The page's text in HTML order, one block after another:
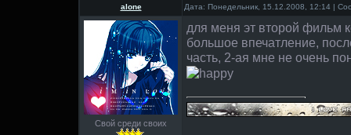
alone Дата: Понедельник, 15.12.2008, 12:14 |
Свой среди своих
для меня эт второй фильм
большое впечатление,
часть, 2-ая мне не очень